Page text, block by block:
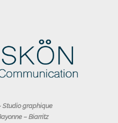
Studio graphique
– Biarritz